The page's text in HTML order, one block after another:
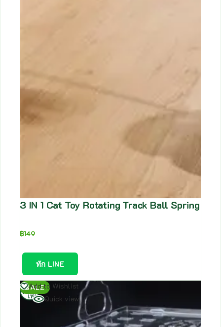
3 IN 1 Cat Toy Rotating Track Ball Spring
฿149
ทัก LINE
SALE
Add to Wishlist
Quick view
อ่าน
เพิ่ม